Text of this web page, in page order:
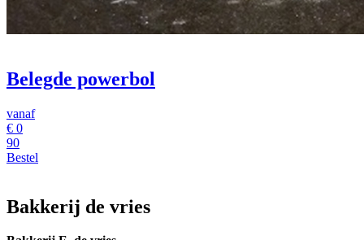
Belegde powerbol
vanaf
€ 0
90
Bestel
Bakkerij de vries